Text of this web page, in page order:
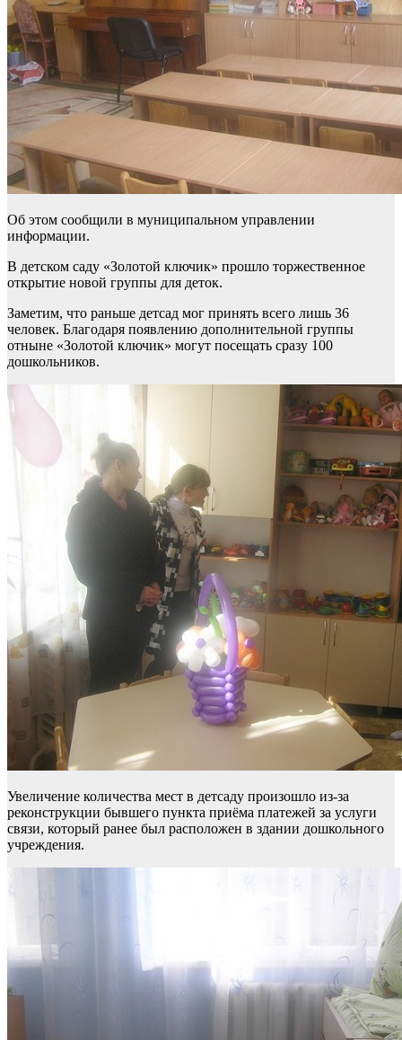
Об этом сообщили в муниципальном управлении
информации.
В детском саду «Золотой ключик» прошло торжественное
открытие новой группы для деток.
Заметим, что раньше детсад мог принять всего лишь 36
человек. Благодаря появлению дополнительной группы
отныне «Золотой ключик» могут посещать сразу 100
дошкольников.
Увеличение количества мест в детсаду произошло из-за
реконструкции бывшего пункта приёма платежей за услуги
связи, который ранее был расположен в здании дошкольного
учреждения.